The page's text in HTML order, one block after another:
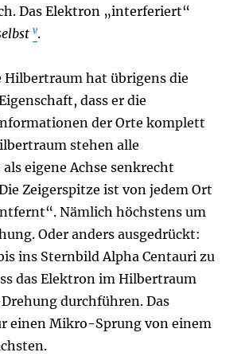
Das Elektron „interferiert“
v.
Hilbertraum hat übrigens die
dass er die
der Orte komplett
stehen alle
eigene Achse senkrecht
Zeigerspitze ist von jedem Ort
Nämlich höchstens um
Oder anders ausgedrückt:
ins SternbildAlpha Centauri zu
das Elektron im Hilbertraum
durchführen.Das
einenMikro-Sprungvon einem
.